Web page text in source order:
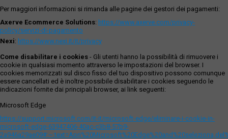
Per maggiori informazioni si rimanda alle pagine dei gestori dei pagamenti:
Axerve Ecommerce Solutions: https://www.axerve.com/privacy-
policy/servizi-di-pagamento
Nexi: https://www.nexi.it/it/privacy
Come disabilitare i cookies - Gli utenti hanno la possibilità di rimuovere i
cookie in qualsiasi momento attraverso le impostazioni del browser. I
cookies memorizzati sul disco fisso del tuo dispositivo possono comunque
essere cancellati ed è inoltre possibile disabilitare i cookies seguendo le
indicazioni fornite dai principali browser, ai link seguenti:
Microsoft Edge
https://support.microsoft.com/it-it/microsoft-edge/eliminare-i-cookie-in-
microsoft-edge-63947406-40ac-c3b8-57b9-